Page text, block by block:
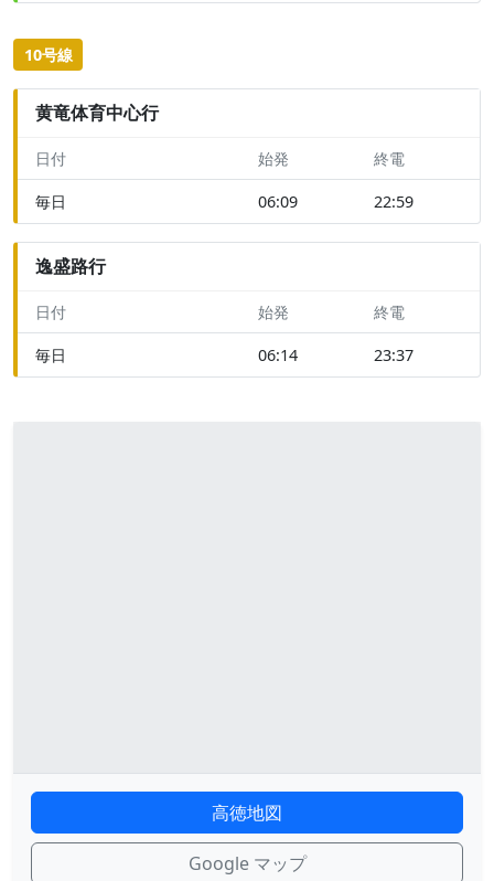
10号線
黄竜体育中心行
日付 始発 終電
毎日 06:09 22:59
逸盛路行
日付 始発 終電
毎日 06:14 23:37
高徳地図
Google マップ